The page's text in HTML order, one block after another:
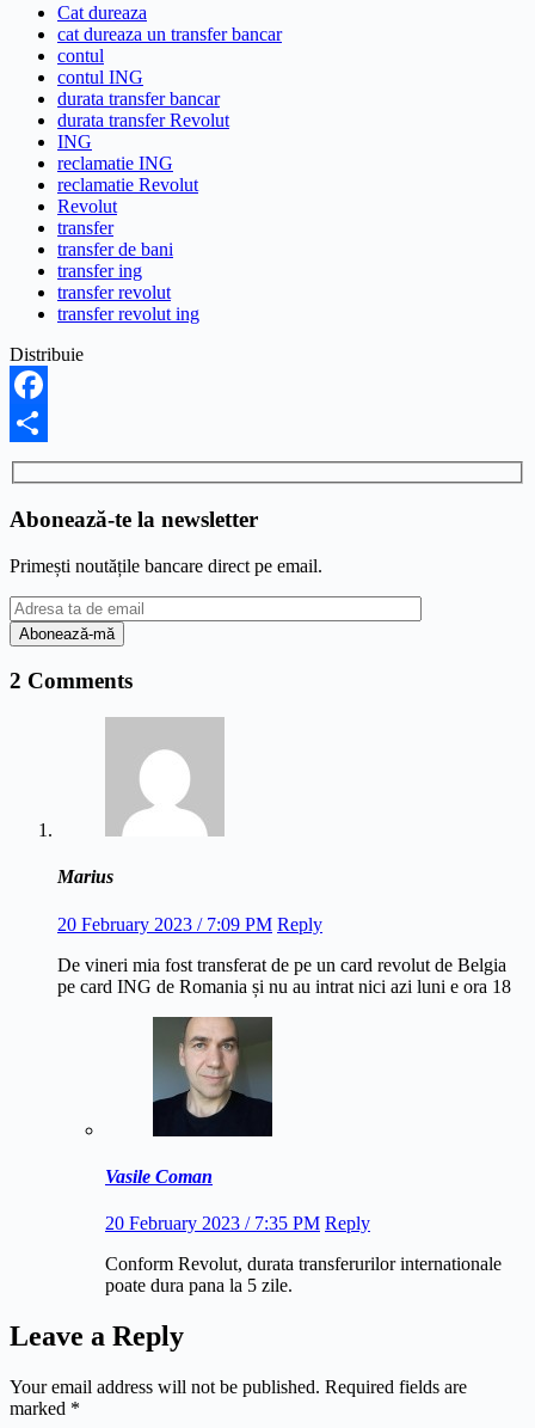
Cat dureaza
cat dureaza un transfer bancar
contul
contul ING
durata transfer bancar
durata transfer Revolut
ING
reclamatie ING
reclamatie Revolut
Revolut
transfer
transfer de bani
transfer ing
transfer revolut
transfer revolut ing
Distribuie
Facebook
Share
Abonează-te la newsletter
Primești noutățile bancare direct pe email.
2 Comments
Marius
20 February 2023 / 7:09 PM Reply
De vineri mia fost transferat de pe un card revolut de Belgia
pe card ING de Romania și nu au intrat nici azi luni e ora 18
Vasile Coman
20 February 2023 / 7:35 PM Reply
Conform Revolut, durata transferurilor internationale
poate dura pana la 5 zile.
Leave a Reply
Your email address will not be published. Required fields are
marked *